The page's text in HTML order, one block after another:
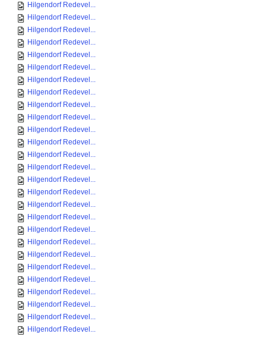
Hilgendorf Redevel...
Hilgendorf Redevel...
Hilgendorf Redevel...
Hilgendorf Redevel...
Hilgendorf Redevel...
Hilgendorf Redevel...
Hilgendorf Redevel...
Hilgendorf Redevel...
Hilgendorf Redevel...
Hilgendorf Redevel...
Hilgendorf Redevel...
Hilgendorf Redevel...
Hilgendorf Redevel...
Hilgendorf Redevel...
Hilgendorf Redevel...
Hilgendorf Redevel...
Hilgendorf Redevel...
Hilgendorf Redevel...
Hilgendorf Redevel...
Hilgendorf Redevel...
Hilgendorf Redevel...
Hilgendorf Redevel...
Hilgendorf Redevel...
Hilgendorf Redevel...
Hilgendorf Redevel...
Hilgendorf Redevel...
Hilgendorf Redevel...